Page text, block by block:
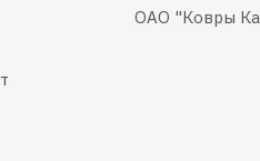
ОАО "Ковры